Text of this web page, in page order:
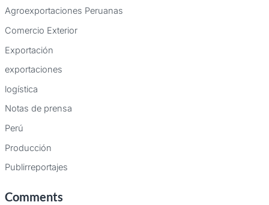
:Agroexportaciones Peruanas
Comercio Exterior
Exportación
exportaciones
logística
Notas de prensa
Perú
Producción
Publirreportajes
Comments